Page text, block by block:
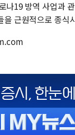
나19 방역 사업과
을 근원적으로 종